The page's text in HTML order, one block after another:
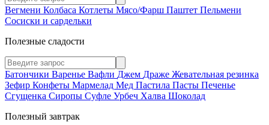
Вегмени Колбаса Котлеты Мясо/Фарш Паштет Пельмени
Сосиски и сардельки
Полезные сладости
Батончики Варенье Вафли Джем Драже Жевательная резинка
Зефир Конфеты Мармелад Мед Пастила Пасты Печенье
Сгущенка Сиропы Суфле Урбеч Халва Шоколад
Полезный завтрак